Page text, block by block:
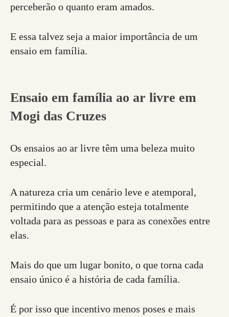
perceberão o quanto eram amados.
E essa talvez seja a maior importância de um
ensaio em família.
Ensaio em família ao ar livre em
Mogi das Cruzes
Os ensaios ao ar livre têm uma beleza muito
especial.
A natureza cria um cenário leve e atemporal,
permitindo que a atenção esteja totalmente
voltada para as pessoas e para as conexões entre
elas.
Mais do que um lugar bonito, o que torna cada
ensaio único é a história de cada família.
É por isso que incentivo menos poses e mais